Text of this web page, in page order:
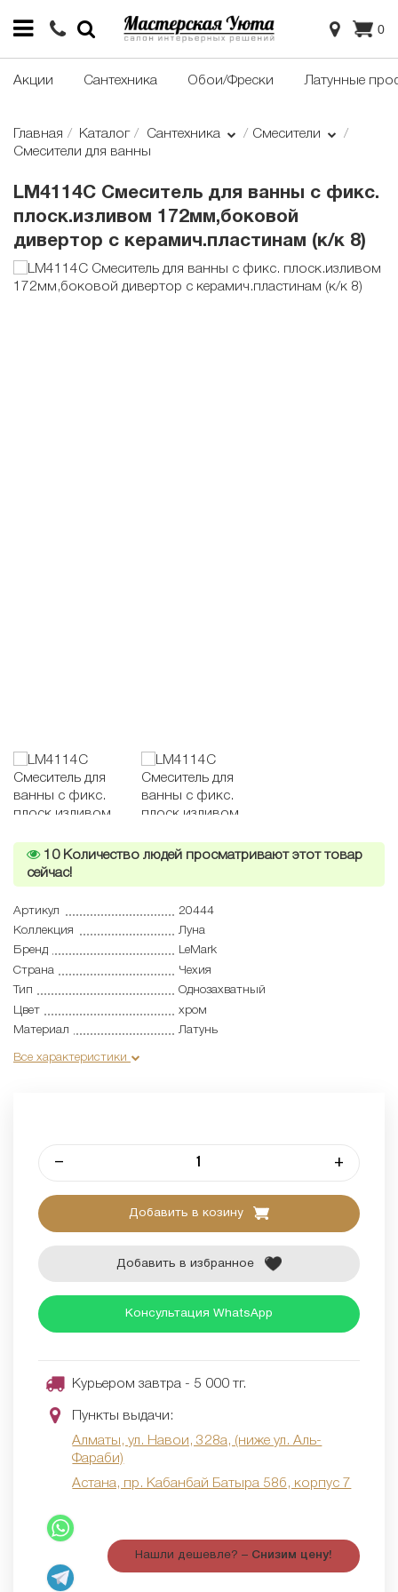
0
Акции Сантехника Обои/Фрески Латунные
Главная Каталог Сантехника
Смесители
Смесители для ванны
LM4114C Смеситель для ванны с фикс.
плоск.изливом 172мм,боковой
дивертор с керамич.пластинам (к/к 8)
10Количество людей просматривают этот товар
сейчас!
Артикул
20444
Коллекция
Луна
Бренд
LeMark
Страна
Чехия
Тип
Однозахватный
Цвет
хром
Материал
Латунь
Все характеристики
– +
Добавить в козину
Добавить в избранное
Консультация WhatsApp
Курьером завтра - 5 000 тг.
Пункты выдачи:
Алматы, ул. Навои, 328а, (ниже ул. Аль-
Фараби)
Астана, пр. Кабанбай Батыра 58б, корпус 7
Нашли дешевле? – Снизим цену!